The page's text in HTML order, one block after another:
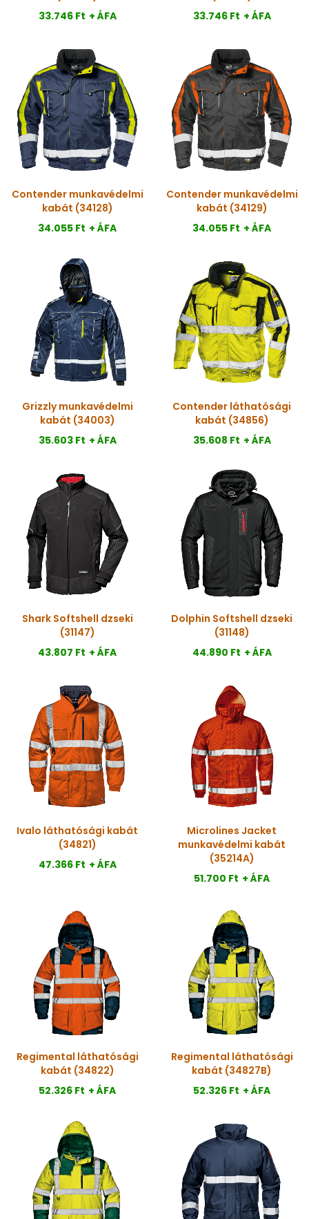
33.746 Ft + ÁFA
33.746 Ft + ÁFA
Contender munkavédelmi
kabát (34128)
34.055 Ft + ÁFA
Contender munkavédelmi
kabát (34129)
34.055 Ft + ÁFA
Grizzly munkavédelmi
kabát (34003)
35.603 Ft + ÁFA
Contender láthatósági
kabát (34856)
35.608 Ft + ÁFA
Shark Softshell dzseki
(31147)
43.807 Ft + ÁFA
Dolphin Softshell dzseki
(31148)
44.890 Ft + ÁFA
Ivalo láthatósági kabát
(34821)
47.366 Ft + ÁFA
Microlines Jacket
munkavédelmi kabát
(35214A)
51.700 Ft + ÁFA
Regimental láthatósági
kabát (34822)
52.326 Ft + ÁFA
Regimental láthatósági
kabát (34827B)
52.326 Ft + ÁFA